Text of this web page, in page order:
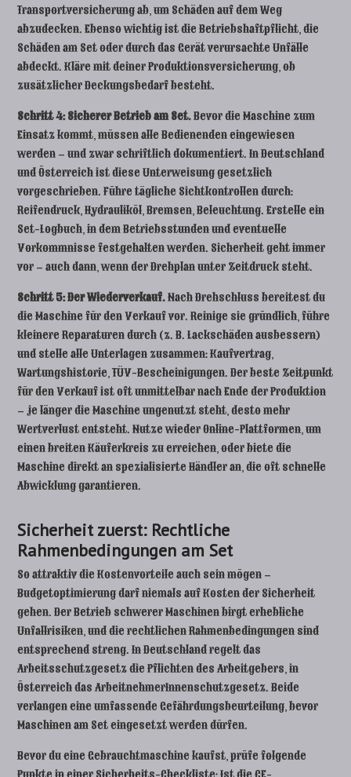
Transportversicherung ab, um Schäden auf dem Weg
abzudecken. Ebenso wichtig ist die Betriebshaftpflicht, die
Schäden am Set oder durch das Gerät verursachte Unfälle
abdeckt. Kläre mit deiner Produktionsversicherung, ob
zusätzlicher Deckungsbedarf besteht.
Schritt 4: Sicherer Betrieb am Set.Bevor die Maschine zum
Einsatz kommt, müssen alle Bedienenden eingewiesen
werden – und zwar schriftlich dokumentiert. In Deutschland
und Österreich ist diese Unterweisung gesetzlich
vorgeschrieben. Führe tägliche Sichtkontrollen durch:
Reifendruck, Hydrauliköl, Bremsen, Beleuchtung. Erstelle ein
Set-Logbuch, in dem Betriebsstunden und eventuelle
Vorkommnisse festgehalten werden. Sicherheit geht immer
vor – auch dann, wenn der Drehplan unter Zeitdruck steht.
Schritt 5: Der Wiederverkauf.Nach Drehschluss bereitest du
die Maschine für den Verkauf vor. Reinige sie gründlich, führe
kleinere Reparaturen durch (z. B. Lackschäden ausbessern)
und stelle alle Unterlagen zusammen: Kaufvertrag,
Wartungshistorie, TÜV-Bescheinigungen. Der beste Zeitpunkt
für den Verkauf ist oft unmittelbar nach Ende der Produktion
– je länger die Maschine ungenutzt steht, desto mehr
Wertverlust entsteht. Nutze wieder Online-Plattformen, um
einen breiten Käuferkreis zu erreichen, oder biete die
Maschine direkt an spezialisierte Händler an, die oft schnelle
Abwicklung garantieren.
Sicherheit zuerst: Rechtliche
Rahmenbedingungen am Set
So attraktiv die Kostenvorteile auch sein mögen –
Budgetoptimierung darf niemals auf Kosten der Sicherheit
gehen. Der Betrieb schwerer Maschinen birgt erhebliche
Unfallrisiken, und die rechtlichen Rahmenbedingungen sind
entsprechend streng. In Deutschland regelt das
Arbeitsschutzgesetz die Pflichten des Arbeitgebers, in
Österreich das ArbeitnehmerInnenschutzgesetz. Beide
verlangen eine umfassende Gefährdungsbeurteilung, bevor
Maschinen am Set eingesetzt werden dürfen.
Bevor du eine Gebrauchtmaschine kaufst, prüfe folgende